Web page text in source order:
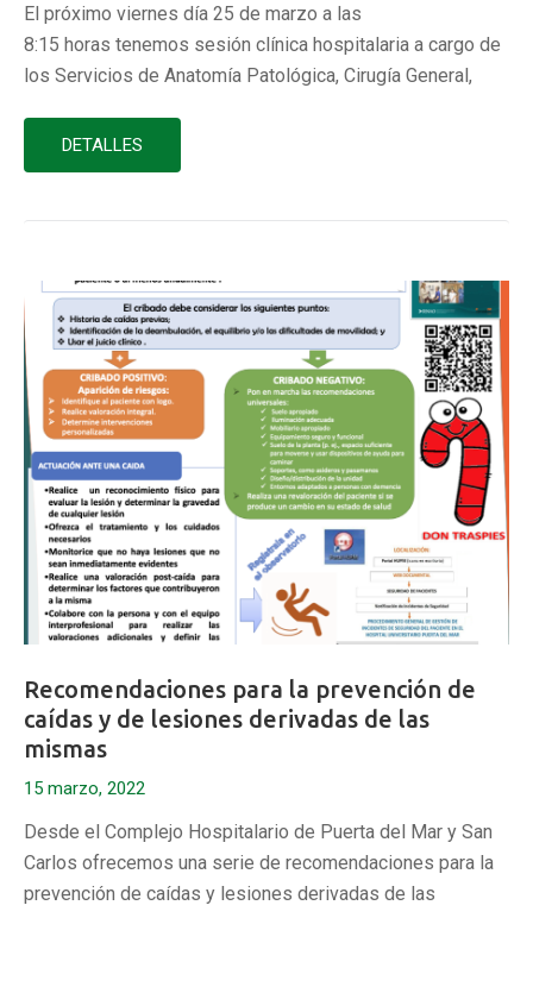
El próximo viernes día 25 de marzo a las
8:15 horas tenemos sesión clínica hospitalaria a cargo de
los Servicios de Anatomía Patológica, Cirugía General,
título: “TRATAMIENTO QUIRÚRGICO Y MULTIDISCIPLINAR
DE LAS METÁSTASIS HEPÁTICAS DE LOS TUMORES
DETALLES
Recomendaciones para la prevención de
caídas y de lesiones derivadas de las
mismas
15 marzo, 2022
Desde el Complejo Hospitalario de Puerta del Mar y San
Carlos ofrecemos una serie de recomendaciones para la
prevención de caídas y lesiones derivadas de las